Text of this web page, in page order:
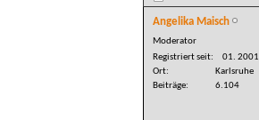
Angelika Maisch
Moderator
Registriert seit
01. 2001
Ort
Karlsruhe
Beiträge
6.104